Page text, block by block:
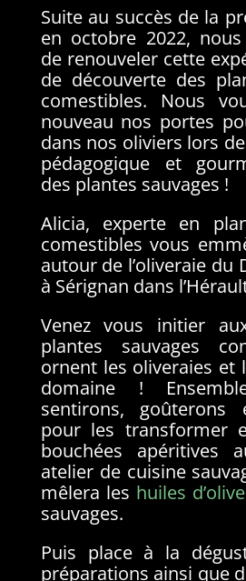
Suite au succès de la
en octobre 2022,
de renouveler cette
de découverte des
comestibles. Nous
nouveau nos portes
dans nos oliviers lors
pédagogique et
des plantes sauvages !
Alicia, experte en
comestibles vous
autour de l’oliveraie du
à Sérignan dans
Venez vous initier
plantes sauvages
ornent les oliveraies et
domaine !
sentirons, goûterons
pour les transformer
bouchées apéritives
atelier de cuisine
mêlera les huiles d’olive
sauvages.
Puis place à la
préparations ainsi que